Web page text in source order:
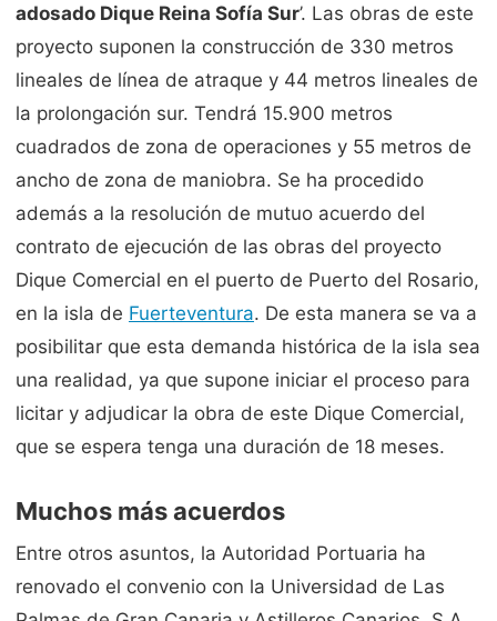
adosado Dique Reina Sofía Sur’. Las obras de este
proyecto suponen la construcción de 330 metros
lineales de línea de atraque y 44 metros lineales de
la prolongación sur. Tendrá 15.900 metros
cuadrados de zona de operaciones y 55 metros de
ancho de zona de maniobra. Se ha procedido
además a la resolución de mutuo acuerdo del
contrato de ejecución de las obras del proyecto
Dique Comercial en el puerto de Puerto del Rosario,
en la isla de Fuerteventura. De esta manera se va a
posibilitar que esta demanda histórica de la isla sea
una realidad, ya que supone iniciar el proceso para
licitar y adjudicar la obra de este Dique Comercial,
que se espera tenga una duración de 18 meses.
Muchos más acuerdos
Entre otros asuntos, la Autoridad Portuaria ha
renovado el convenio con la Universidad de Las